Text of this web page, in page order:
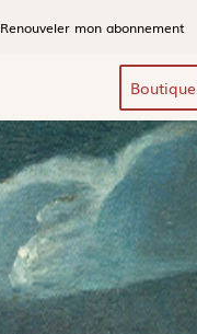
Renouveler mon abonnement
Boutique